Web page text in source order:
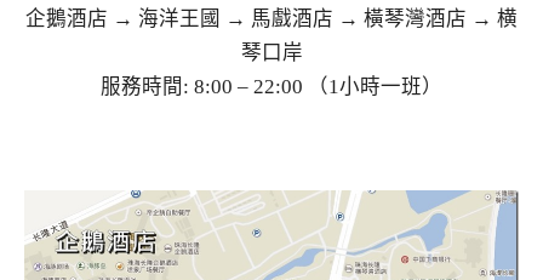
企鵝酒店 → 海洋王國 → 馬戲酒店 → 橫琴灣酒店 → 横
琴口岸
服務時間: 8:00 – 22:00 （1小時一班）